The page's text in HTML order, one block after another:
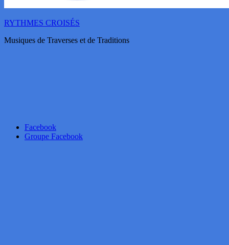
RYTHMES CROISÉS
Musiques de Traverses et de Traditions
Facebook
Groupe Facebook